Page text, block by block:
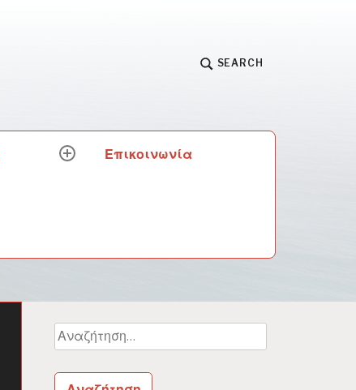
SEARCH
expandΕπικοινωνία
Αναζήτηση
για: